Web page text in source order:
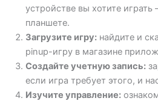
устройстве вы хотите
планшете.
Загрузите игру: найдите и
pinup-игру в магазине
Создайте учетную запись:
если игра требует этого, и
Изучите управление: